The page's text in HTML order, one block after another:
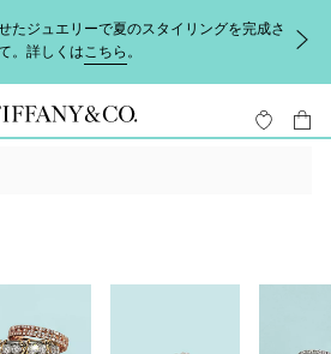
たジュエリーで夏のスタイリングを完成さ
。詳しくはこちら 。